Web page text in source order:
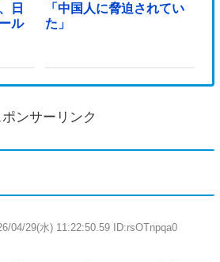
日
ル
「中国人に脅迫されてい
た」
ポンサーリンク
04/29(水) 11:22:50.59 ID:rsOTnpqa0